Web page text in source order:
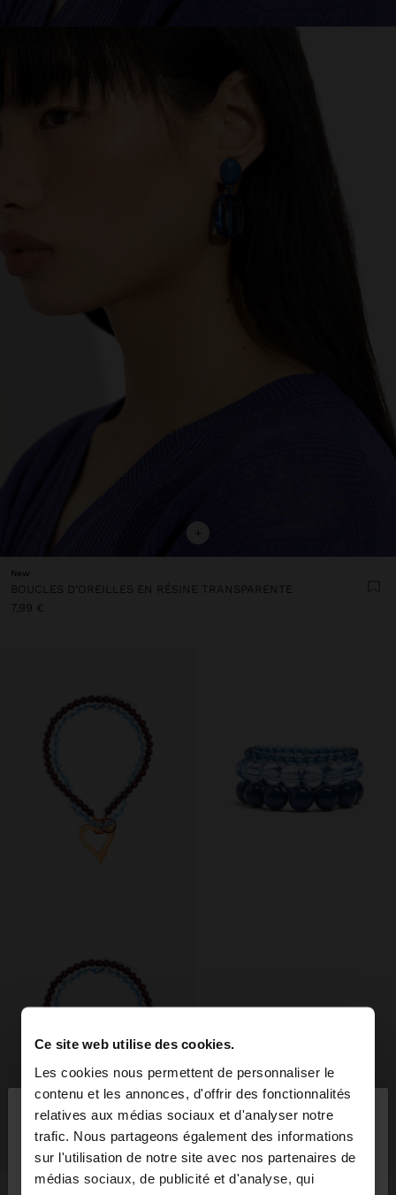
Ce site web utilise des cookies.
Les cookies nous permettent de personnaliser le
contenu et les annonces, d'offrir des fonctionnalités
relatives aux médias sociaux et d'analyser notre
trafic. Nous partageons également des informations
sur l'utilisation de notre site avec nos partenaires de
médias sociaux, de publicité et d'analyse, qui
bonjour ×
Vous accédez au site depuis Belgique. Voulez-vous
parcourir notre site au United States?
+
New
BOUCLES D'OREILLES EN RÉSINE TRANSPARENTE
7,99 €
+